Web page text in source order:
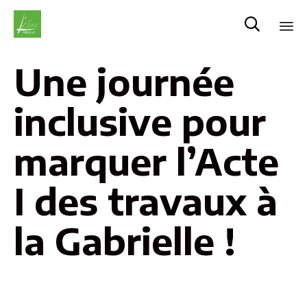

Une journée
inclusive pour
marquer l’Acte
I des travaux à
la Gabrielle !